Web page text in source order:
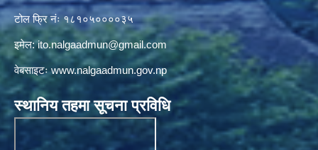
टोल फ्रि नंः १८१०५००००३५
इमेल:ito.nalgaadmun@gmail.com
वेबसाइटःwww.nalgaadmun.gov.np
स्थानिय तहमा सूचना प्रविधि